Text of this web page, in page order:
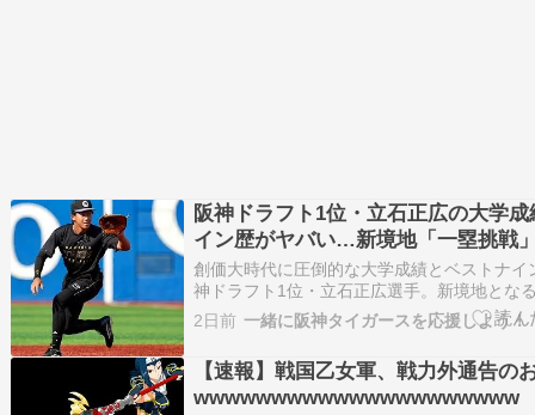
阪神ドラフト1位・立石正広の大学
イン歴がヤバい…新境地「一塁挑戦
た驚きの本音とは？
創価大時代に圧倒的な大学成績とベストナイ
神ドラフト1位・立石正広選手。新境地とな
の裏に隠された、本人の驚きの本音と凄まじ
徹底解説します！ 立石正広 立石 正広（たて
2日前 一緒に阪神タイガースを応援しよう！
【速報】戦国乙女軍、戦力外通告の
wwwwwwwwwwwwwwwwwwwww